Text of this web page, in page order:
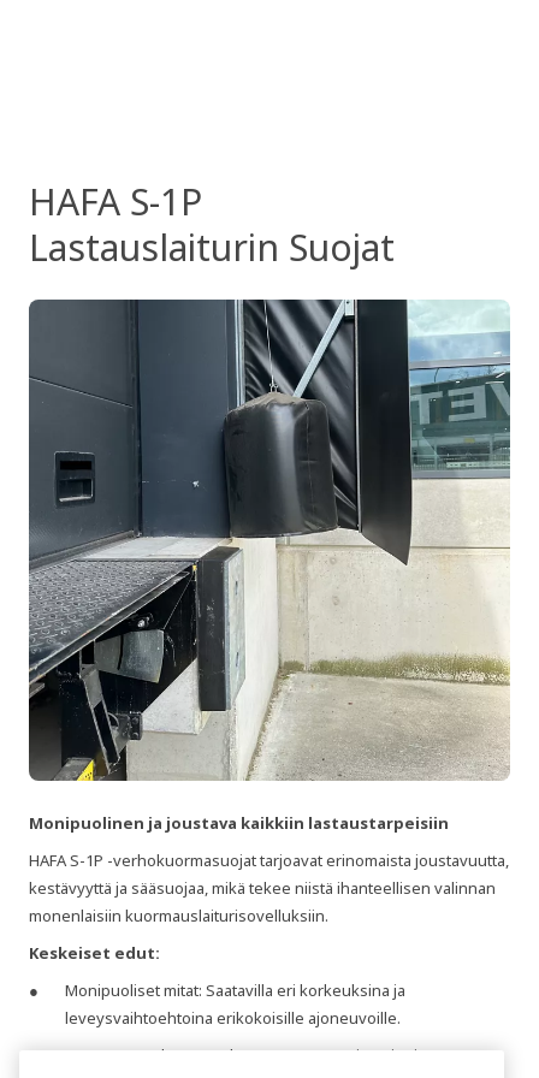
HAFA S-1P
Lastauslaiturin Suojat
Monipuolinen ja joustava kaikkiin lastaustarpeisiin
HAFA S-1P -verhokuormasuojat tarjoavat erinomaista joustavuutta,
kestävyyttä ja sääsuojaa, mikä tekee niistä ihanteellisen valinnan
monenlaisiin kuormauslaiturisovelluksiin.
Keskeiset edut:
Monipuoliset mitat: Saatavilla eri korkeuksina ja
leveysvaihtoehtoina erikokoisille ajoneuvoille.
Itsesäätyvä yläosa: Mukautuu automaattisesti eri